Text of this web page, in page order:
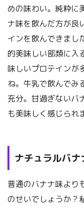
めの味わい。純粋に
ナ味を飲んだ方が良
インを飲んできまし
的美味しい部類に入
味しいプロテインが
ね。牛乳で飲んでみ
充分。甘過ぎないバ
も美味しく感じられ
ナチュラルバ
普通のバナナ味より
のせいでしょうか？